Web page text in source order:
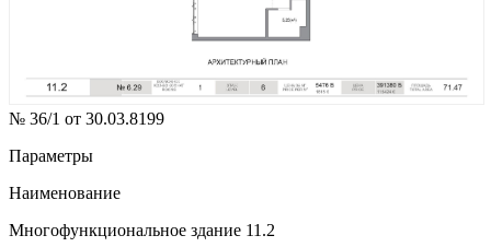
№ 36/1 от 30.03.8199
Параметры
Наименование
Многофункциональное здание 11.2